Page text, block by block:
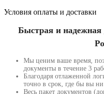
Условия оплаты и доставки
Быстрая и надежная
Мы ценим ваше время,
документы в течение 3
Благодаря отлаженной
точно в срок, где бы вы
Весь пакет документов